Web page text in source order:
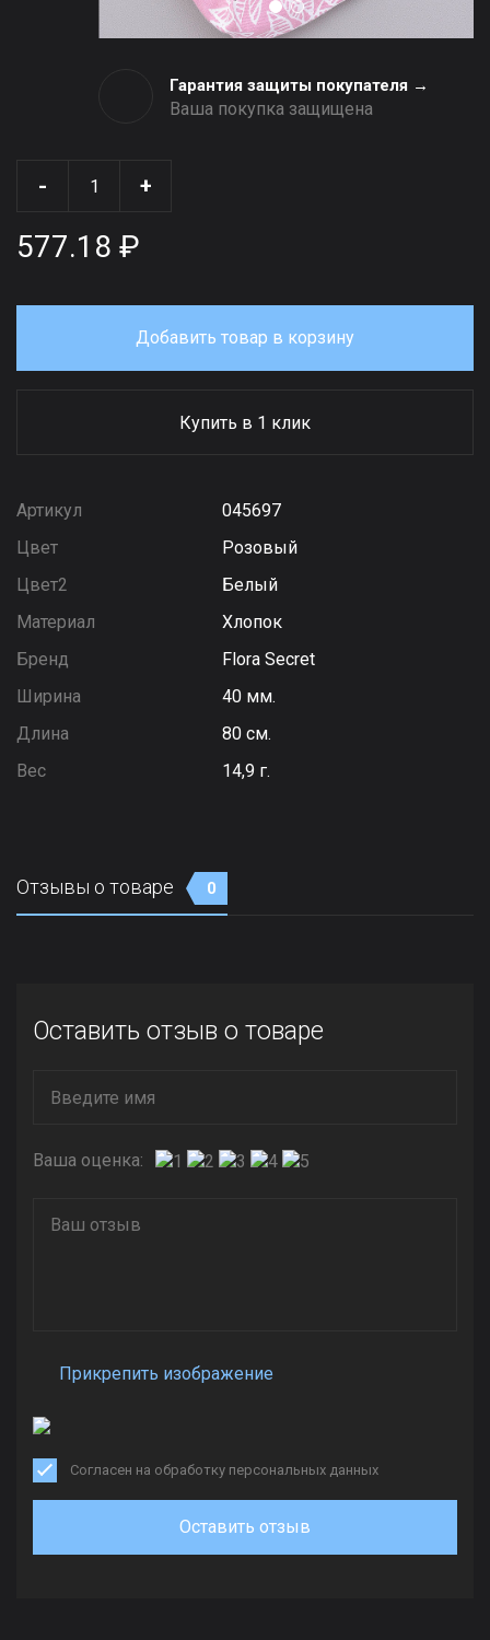
Гарантия защиты покупателя →
Ваша покупка защищена
- +
577.18 ₽
Добавить товар в корзину
Купить в 1 клик
Артикул
045697
Цвет
Розовый
Цвет2
Белый
Материал
Хлопок
Бренд
Flora Secret
Ширина
40 мм.
Длина
80 см.
Вес
14,9 г.
Отзывы о товаре 0
Оставить отзыв о товаре
Ваша оценка:
Прикрепить изображение
Согласен на обработку персональных данных
Оставить отзыв